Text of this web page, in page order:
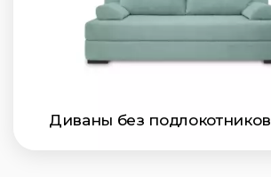
Диваны без подлокотников